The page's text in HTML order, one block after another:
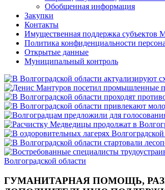
Обобщенная информация
Закупки
Контакты
Имущественная поддержка субъектов
Политика конфиденциальности
Открытые данные
Муниципальный контроль
Волгоградской области
ГУМАНИТАРНАЯ ПОМОЩЬ,